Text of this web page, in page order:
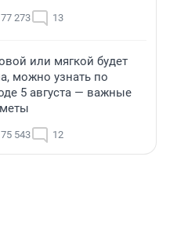
77 273 13
или мягкой будет
можно узнать по
5 августа — важные
75 543 12